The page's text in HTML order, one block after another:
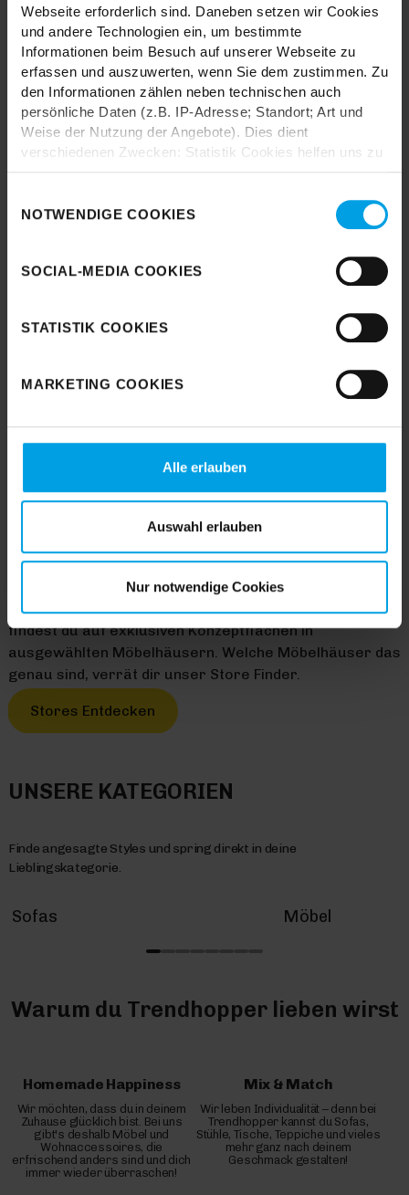
Webseite erforderlich sind. Daneben setzen wir Cookies
und andere Technologien ein, um bestimmte
Informationen beim Besuch auf unserer Webseite zu
erfassen und auszuwerten, wenn Sie dem zustimmen. Zu
den Informationen zählen neben technischen auch
persönliche Daten (z.B. IP-Adresse; Standort; Art und
Weise der Nutzung der Angebote). Dies dient
verschiedenen Zwecken: Statistik Cookies helfen uns zu
anonymisiert für statistische Zwecke auszuwerten.
Marketing Cookies helfen uns, Ihnen personalisierte
es, eine Verbindung zu sozialen Netzwerken aufzubauen,
Kategorien sie neben den notwendigen Cookies zulassen
„Einverstanden“, wenn Sie mit dem Einsatz aller
widerrufen. Für weitere Informationen lesen Sie bitte
unsereDatenschutzhinweise. Unser Impressum finden
NOTWENDIGE COOKIES
SOCIAL-MEDIA COOKIES
STATISTIK COOKIES
MARKETING COOKIES
Alle erlauben
Auswahl erlauben
Nur notwendige Cookies
Mit Trendhopper verwandelst du deine Wohnung im
Handumdrehen in ein gemütliches Zuhause zum
Entspannen, Leben und Genießen. Alle unsere Produkte
findest du auf exklusiven Konzeptflächen in
ausgewählten Möbelhäusern. Welche Möbelhäuser das
genau sind, verrät dir unser Store Finder.
Stores Entdecken
Durch das Laden akzeptieren Sie die
Datenschutzbestimmungen von Google.
Karte laden
UNSERE KATEGORIEN
Finde angesagte Styles und spring direkt in deine
Lieblingskategorie.
Sofas Möbel
Warum du Trendhopper lieben wirst
Homemade Happiness
Wir möchten, dass du in deinem
Zuhause glücklich bist. Bei uns
gibt's deshalb Möbel und
Wohnaccessoires, die
erfrischend anders sind und dich
immer wieder überraschen!
Mix & Match
Wir leben Individualität – denn bei
Trendhopper kannst du Sofas,
Stühle, Tische, Teppiche und vieles
mehr ganz nach deinem
Geschmack gestalten!